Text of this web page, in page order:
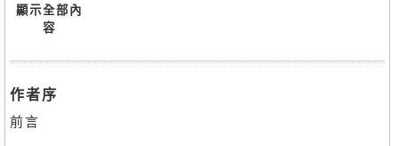
顯示全部內
容
作者序
前言